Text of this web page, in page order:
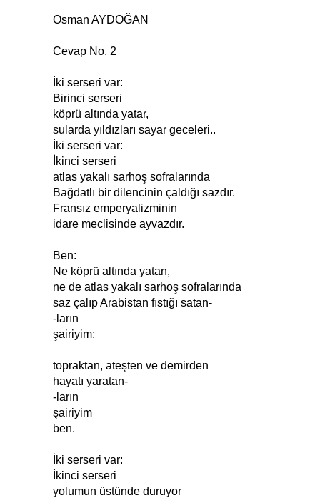
Osman AYDOĞAN
Cevap No. 2
İki serseri var:
Birinci serseri
köprü altında yatar,
sularda yıldızları sayar geceleri..
İki serseri var:
İkinci serseri
atlas yakalı sarhoş sofralarında
Bağdatlı bir dilencinin çaldığı sazdır.
Fransız emperyalizminin
idare meclisinde ayvazdır.
Ben:
Ne köprü altında yatan,
ne de atlas yakalı sarhoş sofralarında
saz çalıp Arabistan fıstığı satan-
-ların
şairiyim;
topraktan, ateşten ve demirden
hayatı yaratan-
-ların
şairiyim
ben.
İki serseri var:
İkinci serseri
yolumun üstünde duruyor